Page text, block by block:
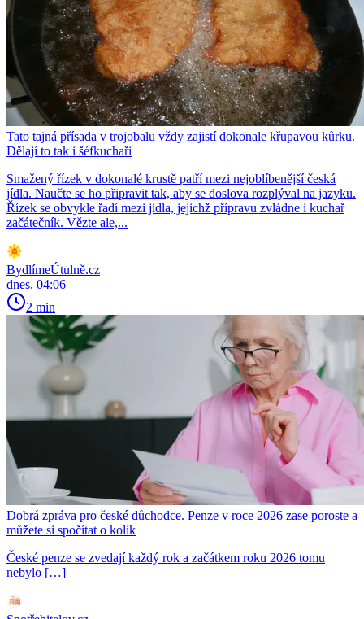
Tato tajná přísada v trojobalu vždy zajistí dokonale křupavou kůrku.
Dělají to tak i šéfkuchaři
Smažený řízek v dokonalé krustě patří mezi nejoblíbenější česká
jídla. Naučte se ho připravit tak, aby se doslova rozplýval na jazyku.
Řízek se obvykle řadí mezi jídla, jejichž přípravu zvládne i kuchař
začátečník. Vězte ale,...
BydlímeÚtulně.cz
dnes, 04:06
2 min
Dobrá zpráva pro české důchodce. Penze v roce 2026 zase poroste a
můžete si spočítat o kolik
České penze se zvedají každý rok a začátkem roku 2026 tomu
nebylo […]